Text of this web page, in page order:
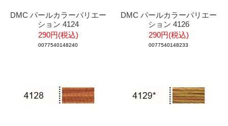
DMC パールカラーバリエー
ション 4124
290円(税込)
0077540148240
DMC パールカラーバリエー
ション 4126
290円(税込)
0077540148233